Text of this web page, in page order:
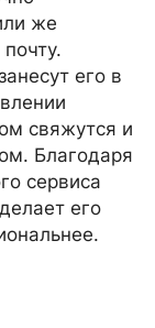
же
его в
свяжутся и
Благодаря
сервиса
его